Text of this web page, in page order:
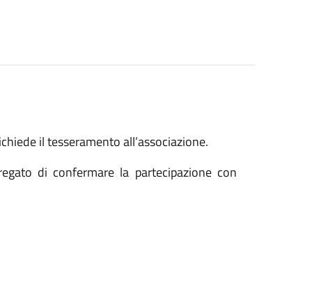
il tesseramento all’associazione.
di confermare la partecipazione con